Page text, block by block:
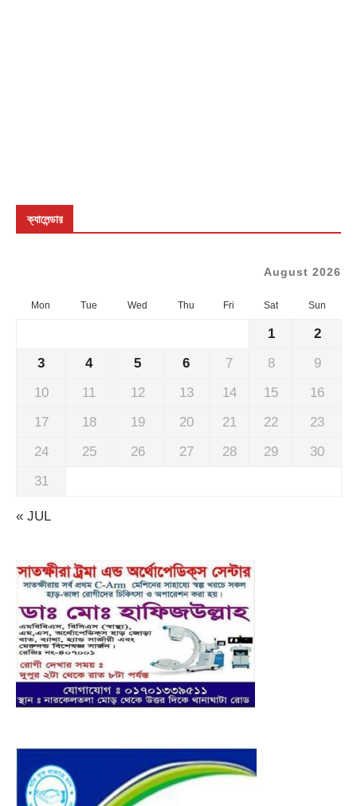
ক্যালেন্ডার
August 2026
Mon Tue Wed Thu Fri Sat Sun
« JUL
1
2
3
4 5 6 7 8
9
10
11 12 13 14 15
16
17
18 19 20 21 22
23
24
25 26 27 28 29
30
31